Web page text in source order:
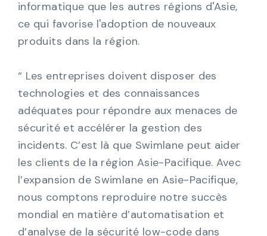
informatique que les autres régions d'Asie,
ce qui favorise l'adoption de nouveaux
produits dans la région.
“ Les entreprises doivent disposer des
technologies et des connaissances
adéquates pour répondre aux menaces de
sécurité et accélérer la gestion des
incidents. C’est là que Swimlane peut aider
les clients de la région Asie-Pacifique. Avec
l’expansion de Swimlane en Asie-Pacifique,
nous comptons reproduire notre succès
mondial en matière d’automatisation et
d’analyse de la sécurité low-code dans